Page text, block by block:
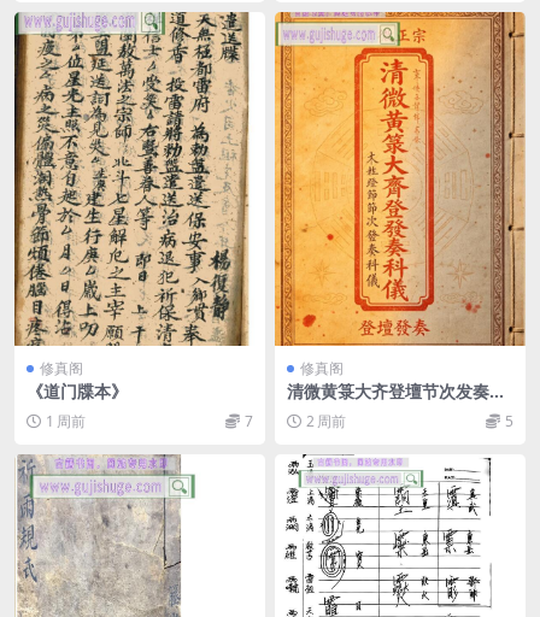
修真阁
《道门牒本》
1 周前 7
修真阁
清微黄箓大齐登壇节次发奏科
仪 2 周前 5